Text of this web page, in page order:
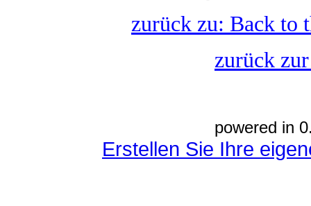
zurück zu: Back to
zurück
powered in
Erstellen Sie Ihre